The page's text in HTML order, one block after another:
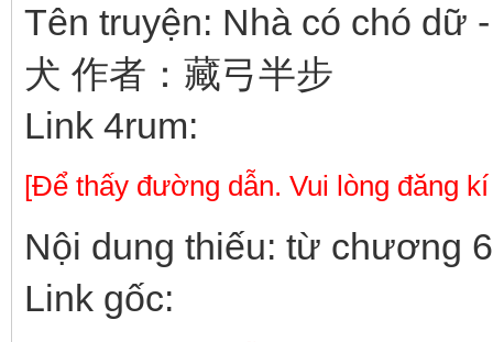
Tên truyện: Nhà có chó dữ
犬 作者：藏弓半步
Link 4rum:
[Để thấy đường dẫn. Vui lòng đăng
Nội dung thiếu: từ chương
Link gốc: